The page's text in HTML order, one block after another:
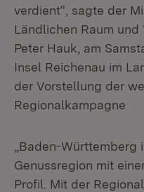
verdient“, sagte der
Ländlichen Raum und
Peter Hauk, am
Insel Reichenau im
der Vorstellung der
Regionalkampagne
„Baden-
Genussregion mit
Profil. Mit der